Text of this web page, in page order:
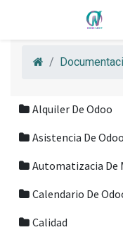
Alquiler De Odoo
Asistencia De Odoo
Automatizacia De
Calendario De
Calidad